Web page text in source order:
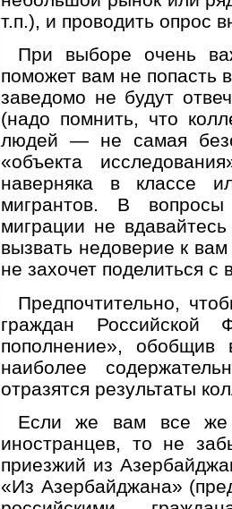
т.п.), и проводить опрос
При выборе очень
поможет вам не попасть
заведомо не будут
(надо помнить, что
людей — не самая
«объекта
наверняка в классе
мигрантов. В вопросы
миграции не
вызвать недоверие к
не захочет поделиться
Предпочтительно,
граждан Российской
пополнение», обобщив
наиболее
отразятся результаты
Если же вам все же
иностранцев, то не
приезжий из
«Из Азербайджана»